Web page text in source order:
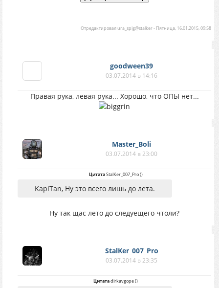
Отредактировалura_spig@stalker- Пятница, 16.01.2015, 09:58
goodween39
03.07.2014 в 14:16
Правая рука, левая рука... Хорошо, что ОПЫ нет...
Master_Boli
03.07.2014 в 23:00
ЦитатаStalKer_007_Pro()
KapiTan, Ну это всего лишь до лета.
Ну так щас лето до следуещего чтоли?
StalKer_007_Pro
03.07.2014 в 23:35
Цитатаdirkavgope()